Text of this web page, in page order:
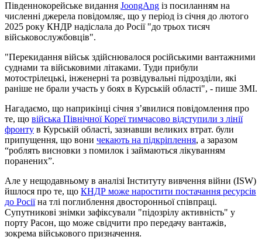
Південнокорейське видання JoongAng із посиланням на
численні джерела повідомляє, що у період із січня до лютого
2025 року КНДР надіслала до Росії "до трьох тисяч
військовослужбовців".
"Перекидання військ здійснювалося російськими вантажними
суднами та військовими літаками. Туди прибули
мотострілецькі, інженерні та розвідувальні підрозділи, які
раніше не брали участь у боях в Курській області", - пише ЗМІ.
Нагадаємо, що наприкінці січня з’явилися повідомлення про
те, що війська Північної Кореї тимчасово відступили з лінії
фронту в Курській області, зазнавши великих втрат. були
припущення, що вони чекають на підкріплення, а заразом
“роблять висновки з помилок і займаються лікуванням
поранених”.
Але у нещодавньому в аналізі Інституту вивчення війни (ISW)
йшлося про те, що КНДР може наростити постачання ресурсів
до Росіїна тлі поглиблення двосторонньої співпраці.
Супутникові знімки зафіксували "підозрілу активність" у
порту Расон, що може свідчити про передачу вантажів,
зокрема військового призначення.